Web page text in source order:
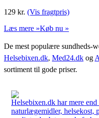
129 kr. (Vis fragtpris)
Læs mere »Køb nu »
De mest populære sundheds-
Helsebixen.dk, Med24.dk og
sortiment til gode priser.
Helsebixen.dk har mere
naturlægemidler, helsekost,